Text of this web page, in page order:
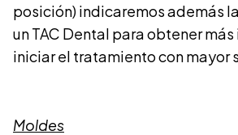
posición) indicaremos además
un TAC Dental para obtener
iniciar el tratamiento con mayor
Moldes